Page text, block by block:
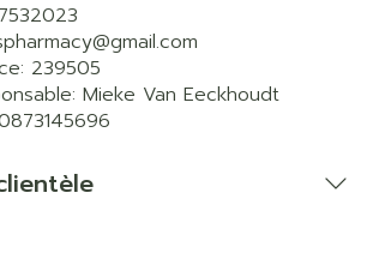
gmail.com
239505
Mieke Van Eeckhoudt